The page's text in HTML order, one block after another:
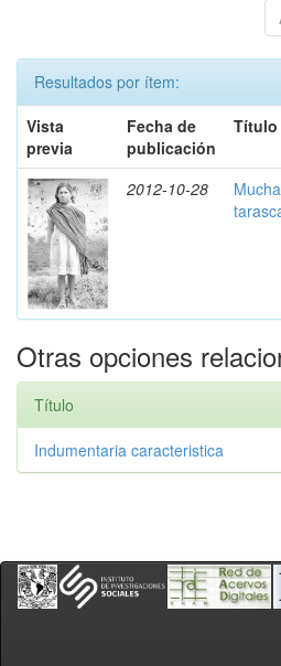
Resultados por ítem:
Vista
previa
Fecha de
publicación
Título
2012-10-28
Otras opciones
Título
Indumentaria caracteristica